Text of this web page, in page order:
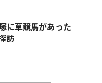
に草競馬があった
訪